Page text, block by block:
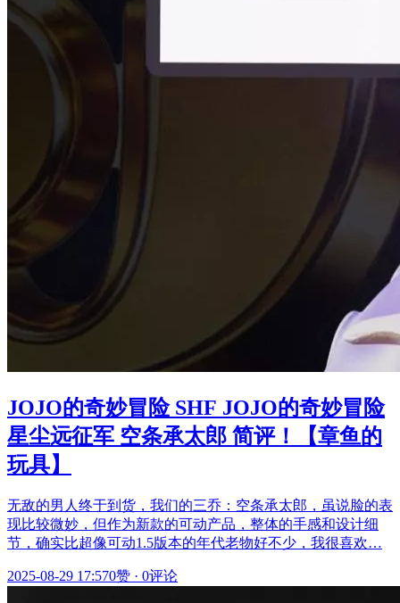
JOJO的奇妙冒险 SHF JOJO的奇妙冒险
星尘远征军 空条承太郎 简评！【章鱼的
玩具】
无敌的男人终于到货，我们的三乔：空条承太郎，虽说脸的表
现比较微妙，但作为新款的可动产品，整体的手感和设计细
节，确实比超像可动1.5版本的年代老物好不少，我很喜欢…
2025-08-29 17:570赞 · 0评论